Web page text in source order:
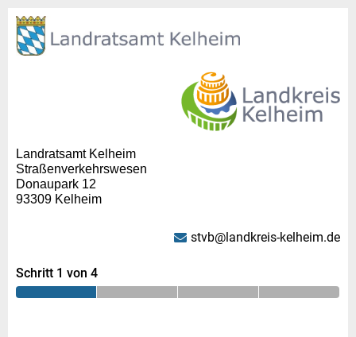
Landratsamt Kelheim
Straßenverkehrswesen
Donaupark 12
93309 Kelheim
stvb@landkreis-kelheim.de
Schritt 1 von 4